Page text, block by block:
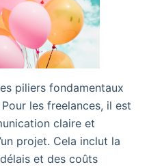
piliers fondamentaux
les freelances, il est
claire et
projet. Cela inclut la
et des coûts